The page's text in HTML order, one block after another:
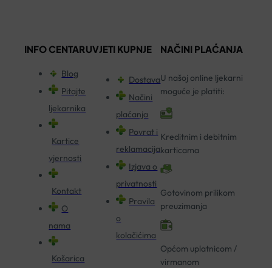
INFO CENTAR
Blog
Pitajte
ljekarnika
Kartice
vjernosti
Kontakt
O
nama
Košarica
UVJETI KUPNJE
Dostava
Načini
plaćanja
Povrat i
reklamacija
Izjava o
privatnosti
Pravila
o
kolačićima
NAČINI PLAĆANJA
U našoj online ljekarni
moguće je platiti:
Kreditnim i debitnim
karticama
Gotovinom prilikom
preuzimanja
Općom uplatnicom /
virmanom